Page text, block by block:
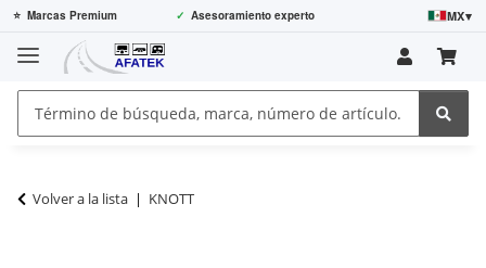
⭐ Marcas Premium ✓ Asesoramiento experto MX▾
Volver a la lista KNOTT